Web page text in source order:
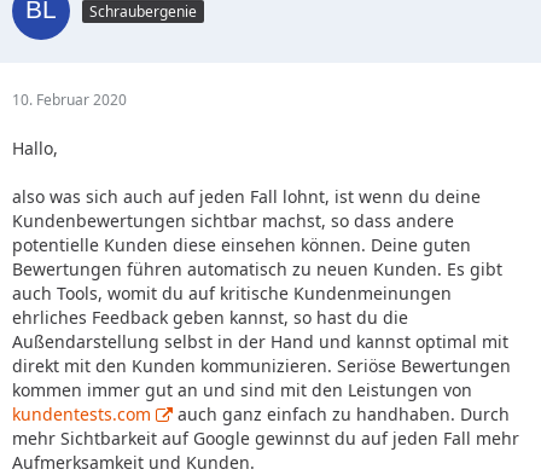
Schraubergenie
10. Februar 2020
Hallo,
also was sich auch auf jeden Fall lohnt, ist wenn du deine
Kundenbewertungen sichtbar machst, so dass andere
potentielle Kunden diese einsehen können. Deine guten
Bewertungen führen automatisch zu neuen Kunden. Es gibt
auch Tools, womit du auf kritische Kundenmeinungen
ehrliches Feedback geben kannst, so hast du die
Außendarstellung selbst in der Hand und kannst optimal mit
direkt mit den Kunden kommunizieren. Seriöse Bewertungen
kommen immer gut an und sind mit den Leistungen von
kundentests.com
auch ganz einfach zu handhaben. Durch
mehr Sichtbarkeit auf Google gewinnst du auf jeden Fall mehr
Aufmerksamkeit und Kunden.